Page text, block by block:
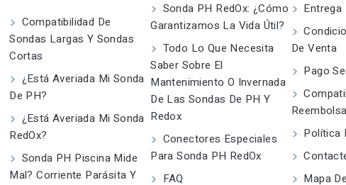
Compatibilidad De
Sondas Largas Y Sondas
Cortas
¿Está Averiada Mi Sonda
De PH?
¿Está Averiada Mi Sonda
RedOx?
Sonda PH Piscina Mide
Mal? Corriente Parásita Y
Sonda PH RedOx: ¿Cómo
Garantizamos La Vida Útil?
Todo Lo Que Necesita
Saber Sobre El
Mantenimiento O Invernada
De Las Sondas De PH Y
Redox
Conectores Especiales
Para Sonda PH RedOx
FAQ
Entrega
De Venta
Pago
Política
Mapa